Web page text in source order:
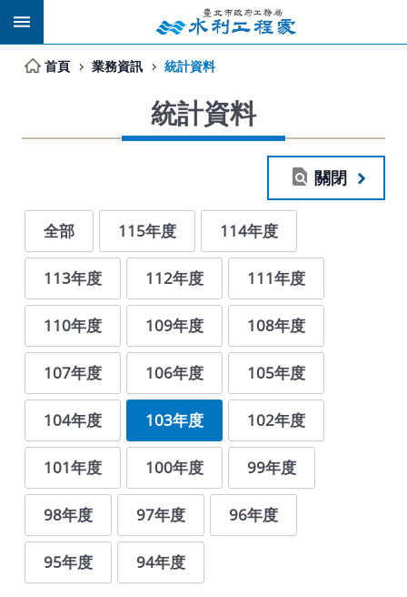
跳到主要內容區塊
首頁 業務資訊 統計資料
統計資料
關閉
全部 115年度 114年度
113年度 112年度 111年度
110年度 109年度 108年度
107年度 106年度 105年度
104年度 103年度 102年度
101年度 100年度 99年度
98年度 97年度 96年度
95年度 94年度